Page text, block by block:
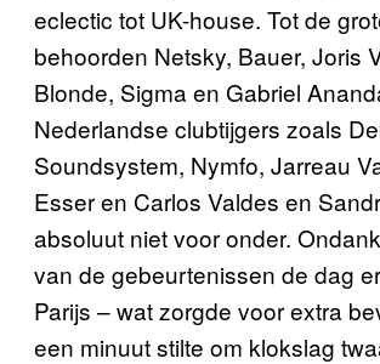
eclectic tot UK-house. Tot de
behoorden Netsky, Bauer, Joris
Blonde, Sigma en Gabriel
Nederlandse clubtijgers zoals
Soundsystem, Nymfo, Jarreau
Esser en Carlos Valdes en
absoluut niet voor onder.
van de gebeurtenissen de dag
Parijs – wat zorgde voor extra
een minuut stilte om klokslag